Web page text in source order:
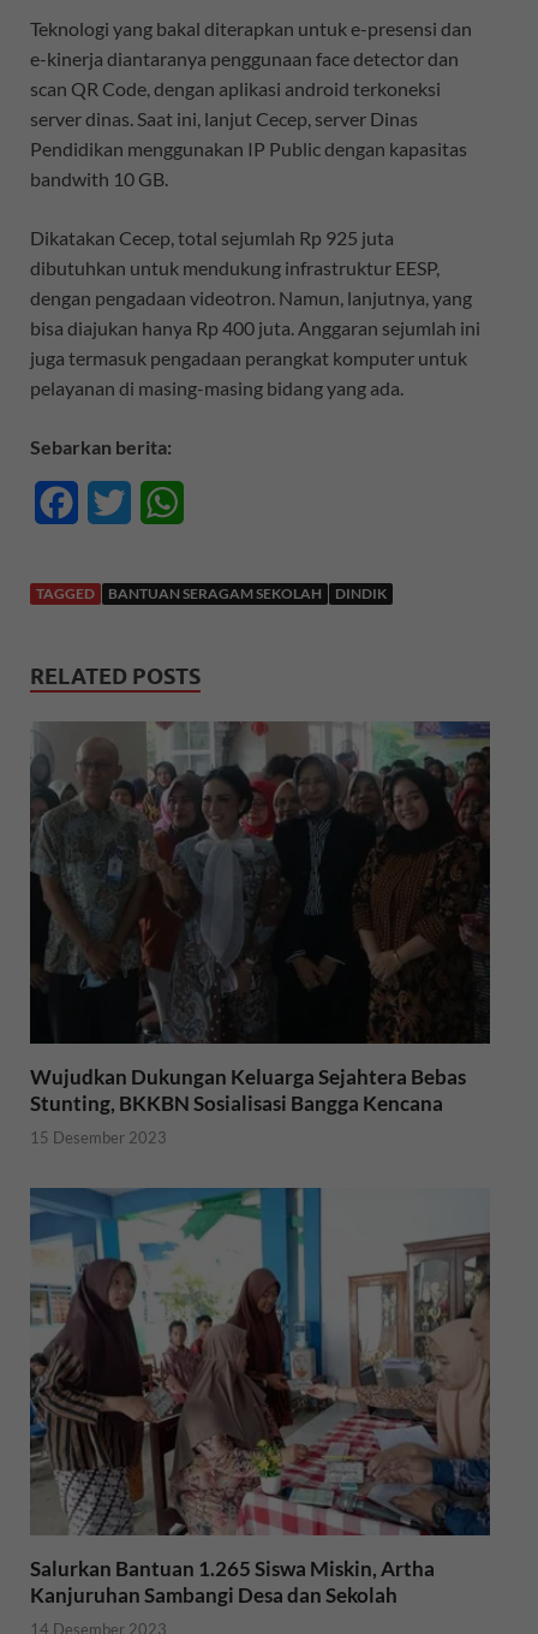
Teknologi yang bakal diterapkan untuk e-presensi dan
e-kinerja diantaranya penggunaan face detector dan
scan QR Code, dengan aplikasi android terkoneksi
server dinas. Saat ini, lanjut Cecep, server Dinas
Pendidikan menggunakan IP Public dengan kapasitas
bandwith 10 GB.
Dikatakan Cecep, total sejumlah Rp 925 juta
dibutuhkan untuk mendukung infrastruktur EESP,
dengan pengadaan videotron. Namun, lanjutnya, yang
bisa diajukan hanya Rp 400 juta. Anggaran sejumlah ini
juga termasuk pengadaan perangkat komputer untuk
pelayanan di masing-masing bidang yang ada.
Sebarkan berita:
c
b
o
o
k
i
t
e
a
s
A
p
TAGGED BANTUAN SERAGAM SEKOLAH DINDIK
RELATED POSTS
Wujudkan Dukungan Keluarga Sejahtera Bebas
Stunting, BKKBN Sosialisasi Bangga Kencana
15 Desember 2023
Salurkan Bantuan 1.265 Siswa Miskin, Artha
Kanjuruhan Sambangi Desa dan Sekolah
14 Desember 2023